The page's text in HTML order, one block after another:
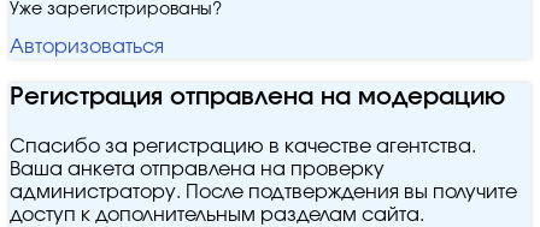
Уже зарегистрированы?
Авторизоваться
Регистрация отправлена на модерацию
Спасибо за регистрацию в качестве агентства.
Ваша анкета отправлена на проверку
администратору. После подтверждения вы получите
доступ к дополнительным разделам сайта.